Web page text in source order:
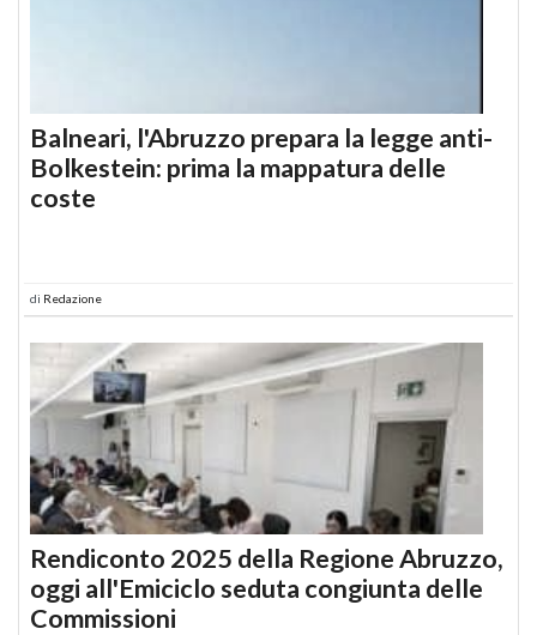
Balneari, l'Abruzzo prepara la legge anti-
Bolkestein: prima la mappatura delle
coste
di Redazione
Rendiconto 2025 della Regione Abruzzo,
oggi all'Emiciclo seduta congiunta delle
Commissioni